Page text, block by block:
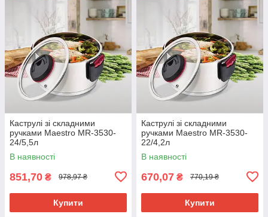
Каструлі зі складними
ручками Maestro MR-3530-
24/5,5л
В наявності
851,70 ₴ 978,97 ₴
Купити
Каструлі зі складними
ручками Maestro MR-3530-
22/4,2л
В наявності
670,07 ₴ 770,19 ₴
Купити